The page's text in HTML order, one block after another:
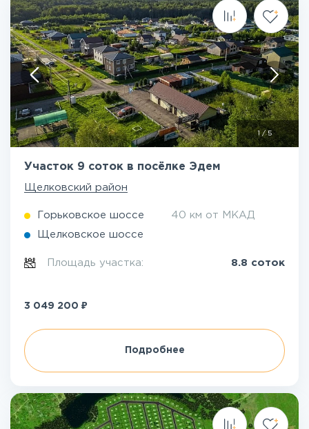
1/5
Участок 9 соток в посёлке Эдем
Щелковский район
Горьковское шоссе 40 км от МКАД
Щелковское шоссе
Площадь участка: 8.8 соток
3 049 200 ₽
Подробнее